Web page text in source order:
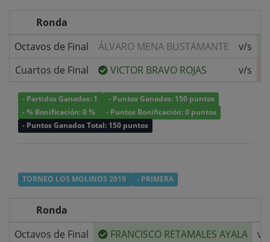
Ronda
Octavos de Final
ÁLVARO MENA BUSTAMANTE
v/s
Cuartos de Final
VICTOR BRAVO ROJAS v/s
- Partidos Ganados: 1
- Puntos Ganados: 150 puntos
- % Bonificación: 0 %
- Puntos Bonificación: 0 puntos
- Puntos Ganados Total: 150 puntos
TORNEO LOS MOLINOS 2019 - PRIMERA
Ronda
Octavos de Final
FRANCISCO RETAMALES AYALA
v/s